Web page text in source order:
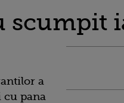
scumpit
a
pana